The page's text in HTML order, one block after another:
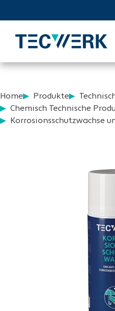
Home Produkte
Chemisch Technische
Korrosionsschutzwachse